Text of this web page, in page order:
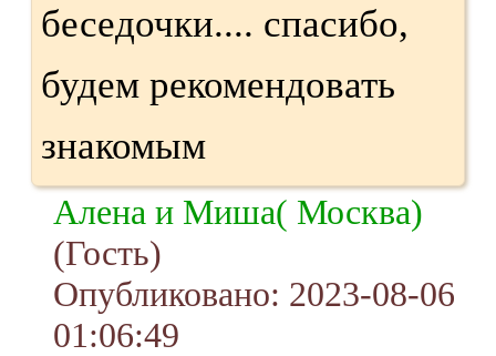
беседочки.... спасибо,
будем рекомендовать
знакомым
Алена и Миша( Москва)
(Гость)
Опубликовано: 2023-08-06
01:06:49